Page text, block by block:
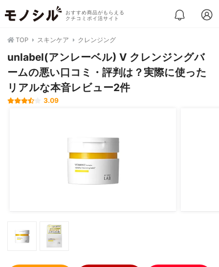
おすすめ商品がもらえる
クチコミポイ活サイト
TOP スキンケア クレンジング
unlabel(アンレーベル) V クレンジングバ
ームの悪い口コミ・評判は？実際に使った
リアルな本音レビュー2件
3.09